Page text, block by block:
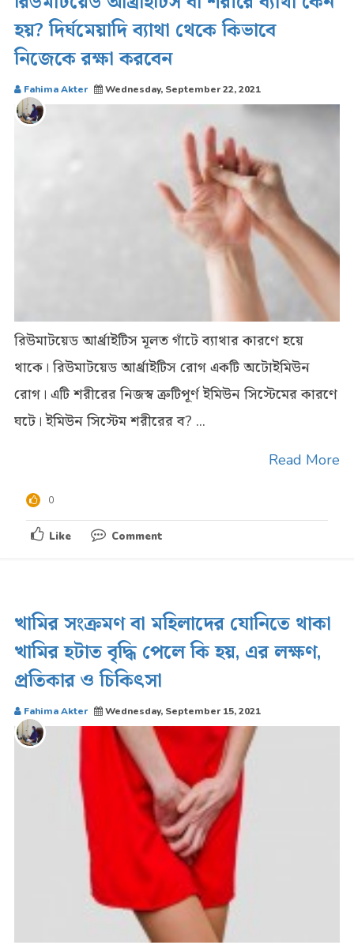
হয়? দির্ঘমেয়াদি ব্যাথা থেকে কিভাবে
নিজেকে রক্ষা করবেন
Fahima Akter Wednesday, September 22, 2021
রিউমাটয়েড আর্থ্রাইটিস মূলত গাঁটে ব্যাথার কারণে হয়ে
থাকে। রিউমাটয়েড আর্থ্রাইটিস রোগ একটি অটোইমিউন
রোগ। এটি শরীরের নিজস্ব ত্রুটিপূর্ণ ইমিউন সিস্টেমের কারণে
ঘটে। ইমিউন সিস্টেম শরীরের ব? ...
Read More
0
Like Comment
খামির সংক্রমণ বা মহিলাদের যোনিতে থাকা
খামির হটাত বৃদ্ধি পেলে কি হয়, এর লক্ষণ,
প্রতিকার ও চিকিৎসা
Fahima Akter Wednesday, September 15, 2021